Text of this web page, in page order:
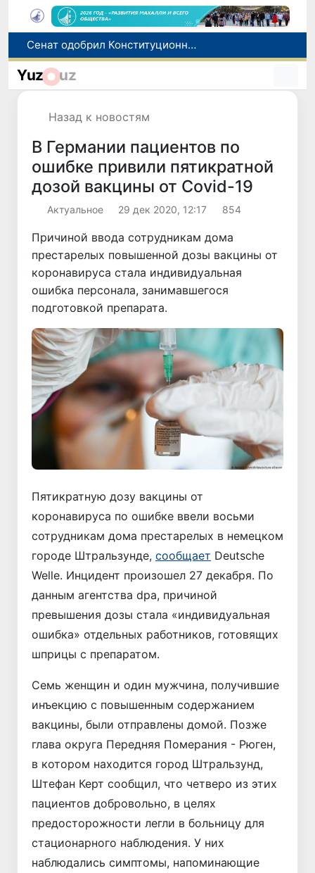
Сенат одобрил Конституционный закон о правовом статусе Администрации Президента Республики Узбекистан
В Ташкенте задержали подозреваемых в распространении крупной партии наркотиков
Yuz uz
Назад к новостям
В Германии пациентов по
ошибке привили пятикратной
дозой вакцины от Covid-19
Актуальное 29 дек 2020, 12:17 854
Причиной ввода сотрудникам дома
престарелых повышенной дозы вакцины от
коронавируса стала индивидуальная
ошибка персонала, занимавшегося
подготовкой препарата.
Пятикратную дозу вакцины от
коронавируса по ошибке ввели восьми
сотрудникам дома престарелых в немецком
городе Штральзунде, сообщает Deutsche
Welle. Инцидент произошел 27 декабря. По
данным агентства dpa, причиной
превышения дозы стала «индивидуальная
ошибка» отдельных работников, готовящих
шприцы с препаратом.
Семь женщин и один мужчина, получившие
инъекцию с повышенным содержанием
вакцины, были отправлены домой. Позже
глава округа Передняя Померания - Рюген,
в котором находится город Штральзунд,
Штефан Керт сообщил, что четверо из этих
пациентов добровольно, в целях
предосторожности легли в больницу для
стационарного наблюдения. У них
наблюдались симптомы, напоминающие